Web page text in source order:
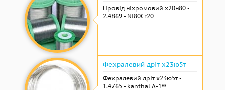
Провід ніхромовий х20н80 -
2.4869 - Ni80Cr20
Фехралевий дріт х23ю5т
Фехралевий дріт х23ю5т -
1.4765 - kanthal A-1®